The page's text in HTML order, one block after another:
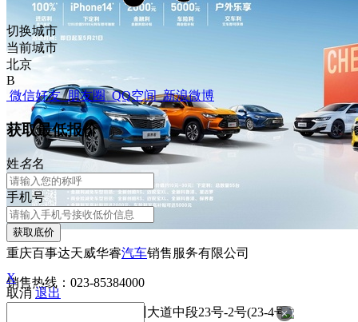
重庆百事达天威华睿汽车销售服务有限公司
销售热线：023-85384000
地址：重庆市永川区昌州大道中段23号-2号(23-4号)
切换城市
当前城市
北京
B
微信好友 朋友圈 QQ空间 新浪微博
获取最低报价
姓名名
手机号
获取底价
X
取消 退出
×